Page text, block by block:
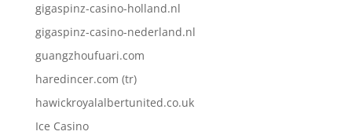
gigaspinz-casino-holland.nl
gigaspinz-casino-nederland.nl
guangzhoufuari.com
haredincer.com (tr)
hawickroyalalbertunited.co.uk
Ice Casino